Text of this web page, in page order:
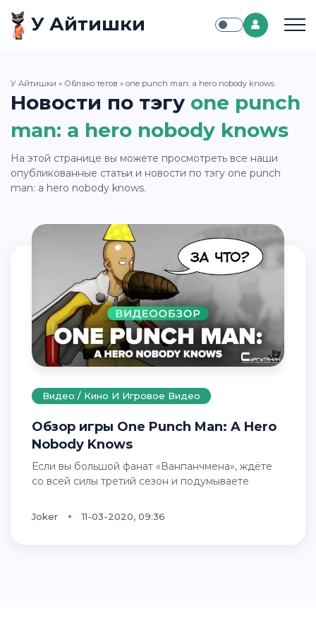
У Айтишки
У Айтишки » Облако тегов » one punch man: a hero nobody knows
Новости по тэгу one punch
man: a hero nobody knows
На этой странице вы можете просмотреть все наши
опубликованные статьи и новости по тэгу one punch
man: a hero nobody knows.
Видео / Кино И Игровое Видео
Обзор игры One Punch Man: A Hero
Nobody Knows
Если вы большой фанат «Ванпанчмена», ждёте
со всей силы третий сезон и подумываете
Joker 11-03-2020, 09:36